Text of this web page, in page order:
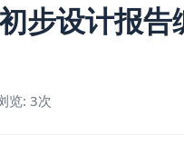
步设计报
览: 3次